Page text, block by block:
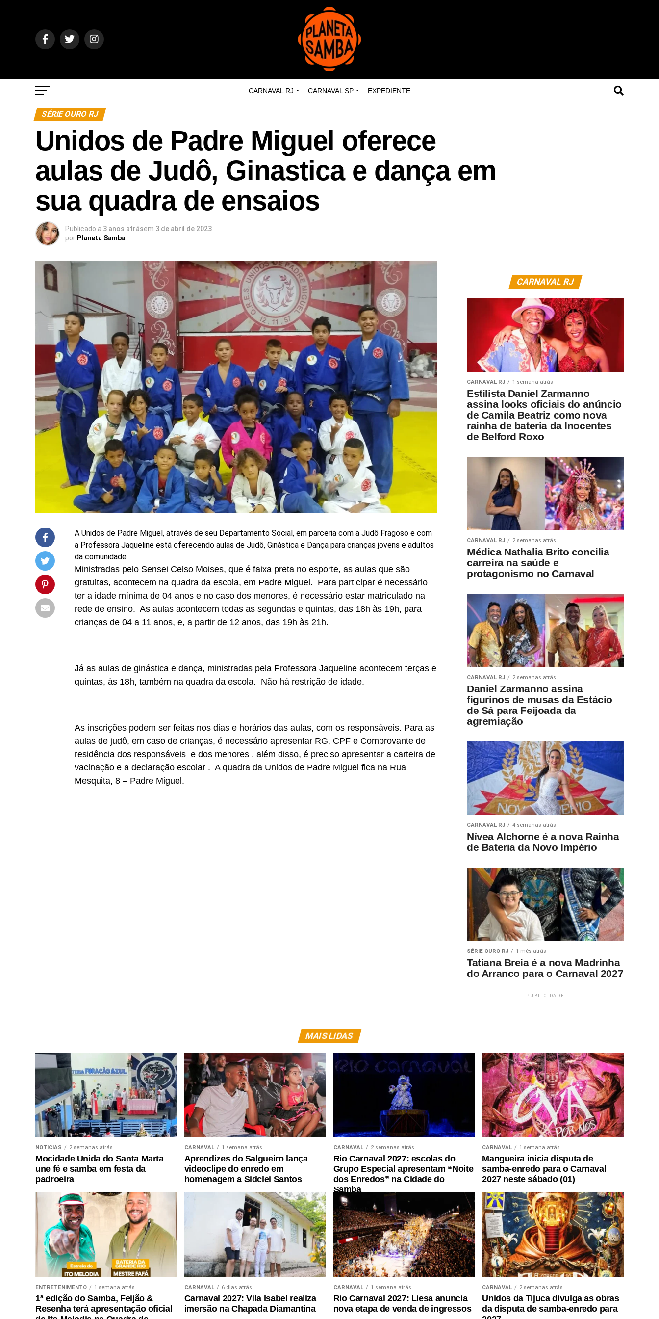
CARNAVAL RJ CARNAVAL SP EXPEDIENTE
SÉRIE OURO RJ
Unidos de Padre Miguel oferece
aulas de Judô, Ginastica e dança em
sua quadra de ensaios
Publicado a 3 anos atrásem 3 de abril de 2023
por Planeta Samba
A Unidos de Padre Miguel, através de seu Departamento Social, em parceria com a Judô Fragoso e com
a Professora Jaqueline está oferecendo aulas de Judô, Ginástica e Dança para crianças jovens e adultos
da comunidade.
Ministradas pelo Sensei Celso Moises, que é faixa preta no esporte, as aulas que são
gratuitas, acontecem na quadra da escola, em Padre Miguel. Para participar é necessário
ter a idade mínima de 04 anos e no caso dos menores, é necessário estar matriculado na
rede de ensino. As aulas acontecem todas as segundas e quintas, das 18h às 19h, para
crianças de 04 a 11 anos, e, a partir de 12 anos, das 19h às 21h.
Já as aulas de ginástica e dança, ministradas pela Professora Jaqueline acontecem terças e
quintas, às 18h, também na quadra da escola. Não há restrição de idade.
As inscrições podem ser feitas nos dias e horários das aulas, com os responsáveis. Para as
aulas de judô, em caso de crianças, é necessário apresentar RG, CPF e Comprovante de
residência dos responsáveis e dos menores , além disso, é preciso apresentar a carteira de
vacinação e a declaração escolar . A quadra da Unidos de Padre Miguel fica na Rua
Mesquita, 8 – Padre Miguel.
CARNAVAL RJ
CARNAVAL RJ 1 semana atrás
Estilista Daniel Zarmanno
assina looks oficiais do anúncio
de Camila Beatriz como nova
rainha de bateria da Inocentes
de Belford Roxo
CARNAVAL RJ 2 semanas atrás
Médica Nathalia Brito concilia
carreira na saúde e
protagonismo no Carnaval
CARNAVAL RJ 2 semanas atrás
Daniel Zarmanno assina
figurinos de musas da Estácio
de Sá para Feijoada da
agremiação
CARNAVAL RJ 4 semanas atrás
Nívea Alchorne é a nova Rainha
de Bateria da Novo Império
SÉRIE OURO RJ 1 mês atrás
Tatiana Breia é a nova Madrinha
do Arranco para o Carnaval 2027
PUBLICIDADE
MAIS LIDAS
NOTICIAS 2 semanas atrás
Mocidade Unida do Santa Marta
une fé e samba em festa da
padroeira
CARNAVAL 1 semana atrás
Aprendizes do Salgueiro lança
videoclipe do enredo em
homenagem a Sidclei Santos
CARNAVAL 2 semanas atrás
Rio Carnaval 2027: escolas do
Grupo Especial apresentam “Noite
dos Enredos” na Cidade do
Samba
CARNAVAL 1 semana atrás
Mangueira inicia disputa de
samba-enredo para o Carnaval
2027 neste sábado (01)
ENTRETENIMENTO 1 semana atrás
1ª edição do Samba, Feijão &
Resenha terá apresentação oficial
CARNAVAL 6 dias atrás
Carnaval 2027: Vila Isabel realiza
imersão na Chapada Diamantina
CARNAVAL 1 semana atrás
Rio Carnaval 2027: Liesa anuncia
nova etapa de venda de ingressos
CARNAVAL 2 semanas atrás
Unidos da Tijuca divulga as obras
da disputa de samba-enredo para